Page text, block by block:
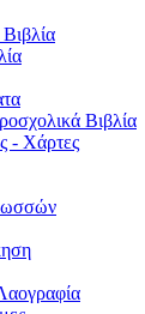
Βιβλία
- Χάρτες